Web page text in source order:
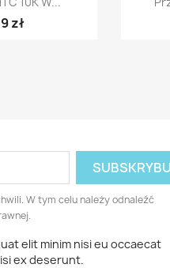
zł
W tym celu należy odnaleźć
elit minim nisi eu occaecat
ex deserunt.